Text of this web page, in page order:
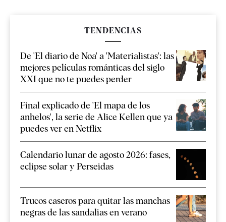
TENDENCIAS
De 'El diario de Noa' a 'Materialistas': las
mejores películas románticas del siglo
XXI que no te puedes perder
Final explicado de 'El mapa de los
anhelos', la serie de Alice Kellen que ya
puedes ver en Netflix
Calendario lunar de agosto 2026: fases,
eclipse solar y Perseidas
Trucos caseros para quitar las manchas
negras de las sandalias en verano